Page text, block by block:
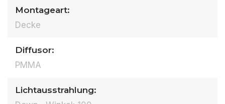
Montageart:
Decke
Diffusor:
PMMA
Lichtausstrahlung: